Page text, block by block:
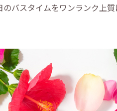
のバスタイムをワンランク上